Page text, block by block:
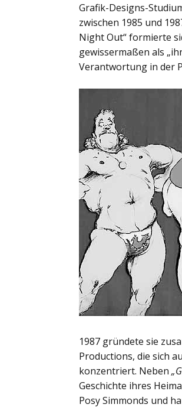
Grafik-Designs-
zwischen 1985 und
Night Out“ formierte
gewissermaßen als
Verantwortung in der
1987 gründete sie
Productions, die sich
konzentriert. Neben
Geschichte ihres
Posy Simmonds und